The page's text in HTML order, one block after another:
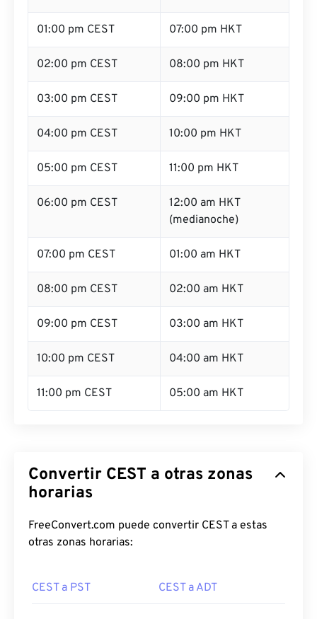
01:00 pm CEST 07:00 pm HKT
02:00 pm CEST 08:00 pm HKT
03:00 pm CEST 09:00 pm HKT
04:00 pm CEST 10:00 pm HKT
05:00 pm CEST 11:00 pm HKT
06:00 pm CEST
12:00 am HKT
(medianoche)
07:00 pm CEST 01:00 am HKT
08:00 pm CEST 02:00 am HKT
09:00 pm CEST 03:00 am HKT
10:00 pm CEST 04:00 am HKT
11:00 pm CEST 05:00 am HKT
Convertir CEST a otras zonas
horarias
FreeConvert.com puede convertir CEST a estas
otras zonas horarias:
CEST a PST CEST a ADT